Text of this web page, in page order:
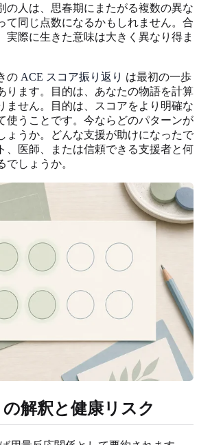
の人は、思春期にまたがる複数の異な
て同じ点数になるかもしれません。合
実際に生きた意味は大きく異なり得ま
の ACE スコア振り返り は最初の一歩
ります。目的は、あなたの物語を計算
ません。目的は、スコアをより明確な
使うことです。今ならどのパターンが
ょうか。どんな支援が助けになったで
、医師、または信頼できる支援者と何
でしょうか。
解釈と健康リスク